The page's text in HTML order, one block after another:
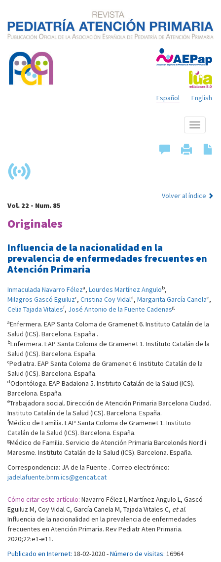
English
Español
Mostrar
menú
Volver al índice
Vol. 22 - Num. 85
Originales
Influencia de la nacionalidad en la
prevalencia de enfermedades frecuentes en
Atención Primaria
Inmaculada Navarro Féleza, Lourdes Martínez Angulob,
Milagros Gascó Eguiluzc, Cristina Coy Vidald, Margarita García Canelae,
Celia Tajada Vitalesf, José Antonio de la Fuente Cadenasg
aEnfermera. EAP Santa Coloma de Gramenet 6. Instituto Catalán de la
Salud (ICS). Barcelona. España .
bEnfermera. EAP Santa Coloma de Gramenet 1. Instituto Catalán de la
Salud (ICS). Barcelona. España.
cPediatra. EAP Santa Coloma de Gramenet 6. Instituto Catalán de la
Salud (ICS). Barcelona. España.
dOdontóloga. EAP Badalona 5. Instituto Catalán de la Salud (ICS).
Barcelona. España.
eTrabajadora social. Dirección de Atención Primaria Barcelona Ciudad.
Instituto Catalán de la Salud (ICS). Barcelona. España.
fMédico de Familia. EAP Santa Coloma de Gramenet 1. Instituto
Catalán de la Salud (ICS). Barcelona. España.
gMédico de Familia. Servicio de Atención Primaria Barcelonés Nord i
Maresme. Instituto Catalán de la Salud (ICS). Barcelona. España.
Correspondencia: JA de la Fuente . Correo electrónico:
jadelafuente.bnm.ics@gencat.cat
Cómo citar este artículo: Navarro Félez I, Martínez Angulo L, Gascó
Eguiluz M, Coy Vidal C, García Canela M, Tajada Vitales C, et al.
Influencia de la nacionalidad en la prevalencia de enfermedades
frecuentes en Atención Primaria. Rev Pediatr Aten Primaria.
2020;22:e1-e11.
Publicado en Internet: 18-02-2020 -Número de visitas: 16964